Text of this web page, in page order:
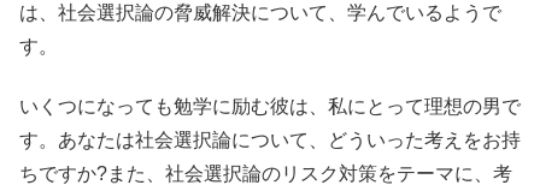
は、社会選択論の脅威解決について、学んでいるようで
す。
いくつになっても勉学に励む彼は、私にとって理想の男で
す。あなたは社会選択論について、どういった考えをお持
ちですか?また、社会選択論のリスク対策をテーマに、考